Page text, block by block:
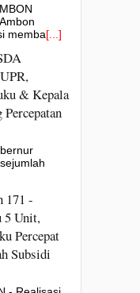
memba[...]
& Kepala
171 -
5 Unit,
Percepat
Subsidi